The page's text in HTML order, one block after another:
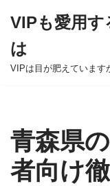
to
content
VIPも愛用
は
VIPは目が肥えています
青森県
者向け